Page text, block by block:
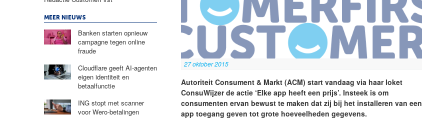
27 oktober 2015
Autoriteit Consument & Markt (ACM) start vandaag via haar loket
ConsuWijzer de actie ‘Elke app heeft een prijs’. Insteek is om
consumenten ervan bewust te maken dat zij bij het installeren van een
app toegang geven tot grote hoeveelheden gegevens.
MEER NIEUWS
Banken starten opnieuw
campagne tegen online
fraude
Cloudflare geeft AI-agenten
eigen identiteit en
betaalfunctie
ING stopt met scanner
voor Wero-betalingen